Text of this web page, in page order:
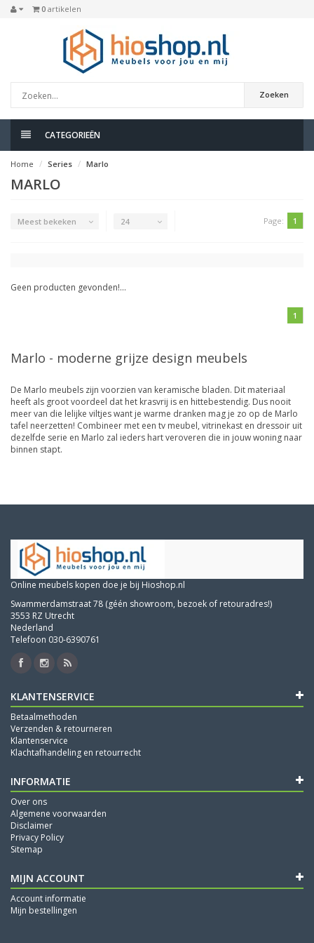
0 artikelen
Zoeken
CATEGORIEËN
Home Series Marlo
MARLO
Meest bekeken 24 Page: 1
Geen producten gevonden!...
1
Marlo - moderne grijze design meubels
De Marlo meubels zijn voorzien van keramische bladen. Dit materiaal
heeft als groot voordeel dat het krasvrij is en hittebestendig. Dus nooit
meer van die lelijke viltjes want je warme dranken mag je zo op de Marlo
tafel neerzetten! Combineer met een tv meubel, vitrinekast en dressoir uit
dezelfde serie en Marlo zal ieders hart veroveren die in jouw woning naar
binnen stapt.
Online meubels kopen doe je bij Hioshop.nl
Swammerdamstraat 78 (géén showroom, bezoek of retouradres!)
3553 RZ Utrecht
Nederland
Telefoon 030-6390761
KLANTENSERVICE
Betaalmethoden
Verzenden & retourneren
Klantenservice
Klachtafhandeling en retourrecht
INFORMATIE
Over ons
Algemene voorwaarden
Disclaimer
Privacy Policy
Sitemap
MIJN ACCOUNT
Account informatie
Mijn bestellingen